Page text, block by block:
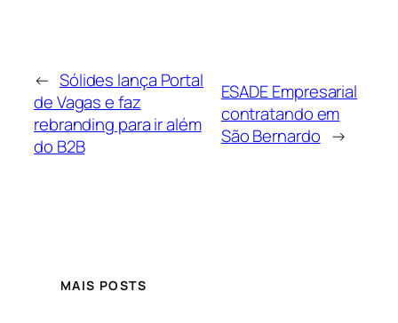
← Sólides lança Portal
de Vagas e faz
rebranding para ir além
do B2B
ESADE Empresarial
contratando em
São Bernardo →
MAIS POSTS